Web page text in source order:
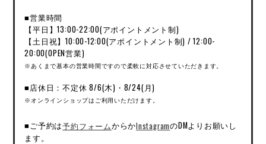
■営業時間
【平日】13:00-22:00(アポイントメント制)
【土日祝】10:00-12:00(アポイントメント制) / 12:00-
20:00(OPEN営業)
※あくまで基本の営業時間ですので柔軟に対応させていただきます。
■店休日：不定休 8/6(木)・8/24(月)
※オンラインショップはご利用いただけます。
■ご予約は予約フォームからかInstagramのDMよりお願いし
ます。